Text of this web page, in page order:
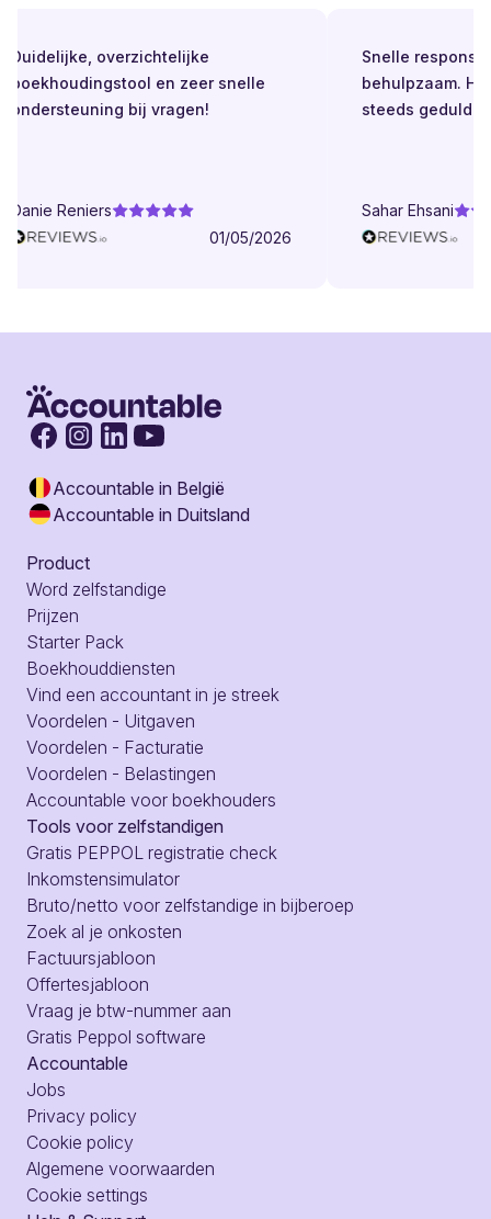
Duidelijke, overzichtelijke
boekhoudingstool en zeer snelle
ondersteuning bij vragen!
Danie Reniers
01/05/2026
Snelle respons.
behulpzaam.
steeds geduldig.
Sahar Ehsani
Accountable in België
Accountable in Duitsland
Product
Word zelfstandige
Prijzen
Starter Pack
Boekhouddiensten
Vind een accountant in je streek
Voordelen - Uitgaven
Voordelen - Facturatie
Voordelen - Belastingen
Accountable voor boekhouders
Tools voor zelfstandigen
Gratis PEPPOL registratie check
Inkomstensimulator
Bruto/netto voor zelfstandige in bijberoep
Zoek al je onkosten
Factuursjabloon
Offertesjabloon
Vraag je btw-nummer aan
Gratis Peppol software
Accountable
Jobs
Privacy policy
Cookie policy
Algemene voorwaarden
Cookie settings